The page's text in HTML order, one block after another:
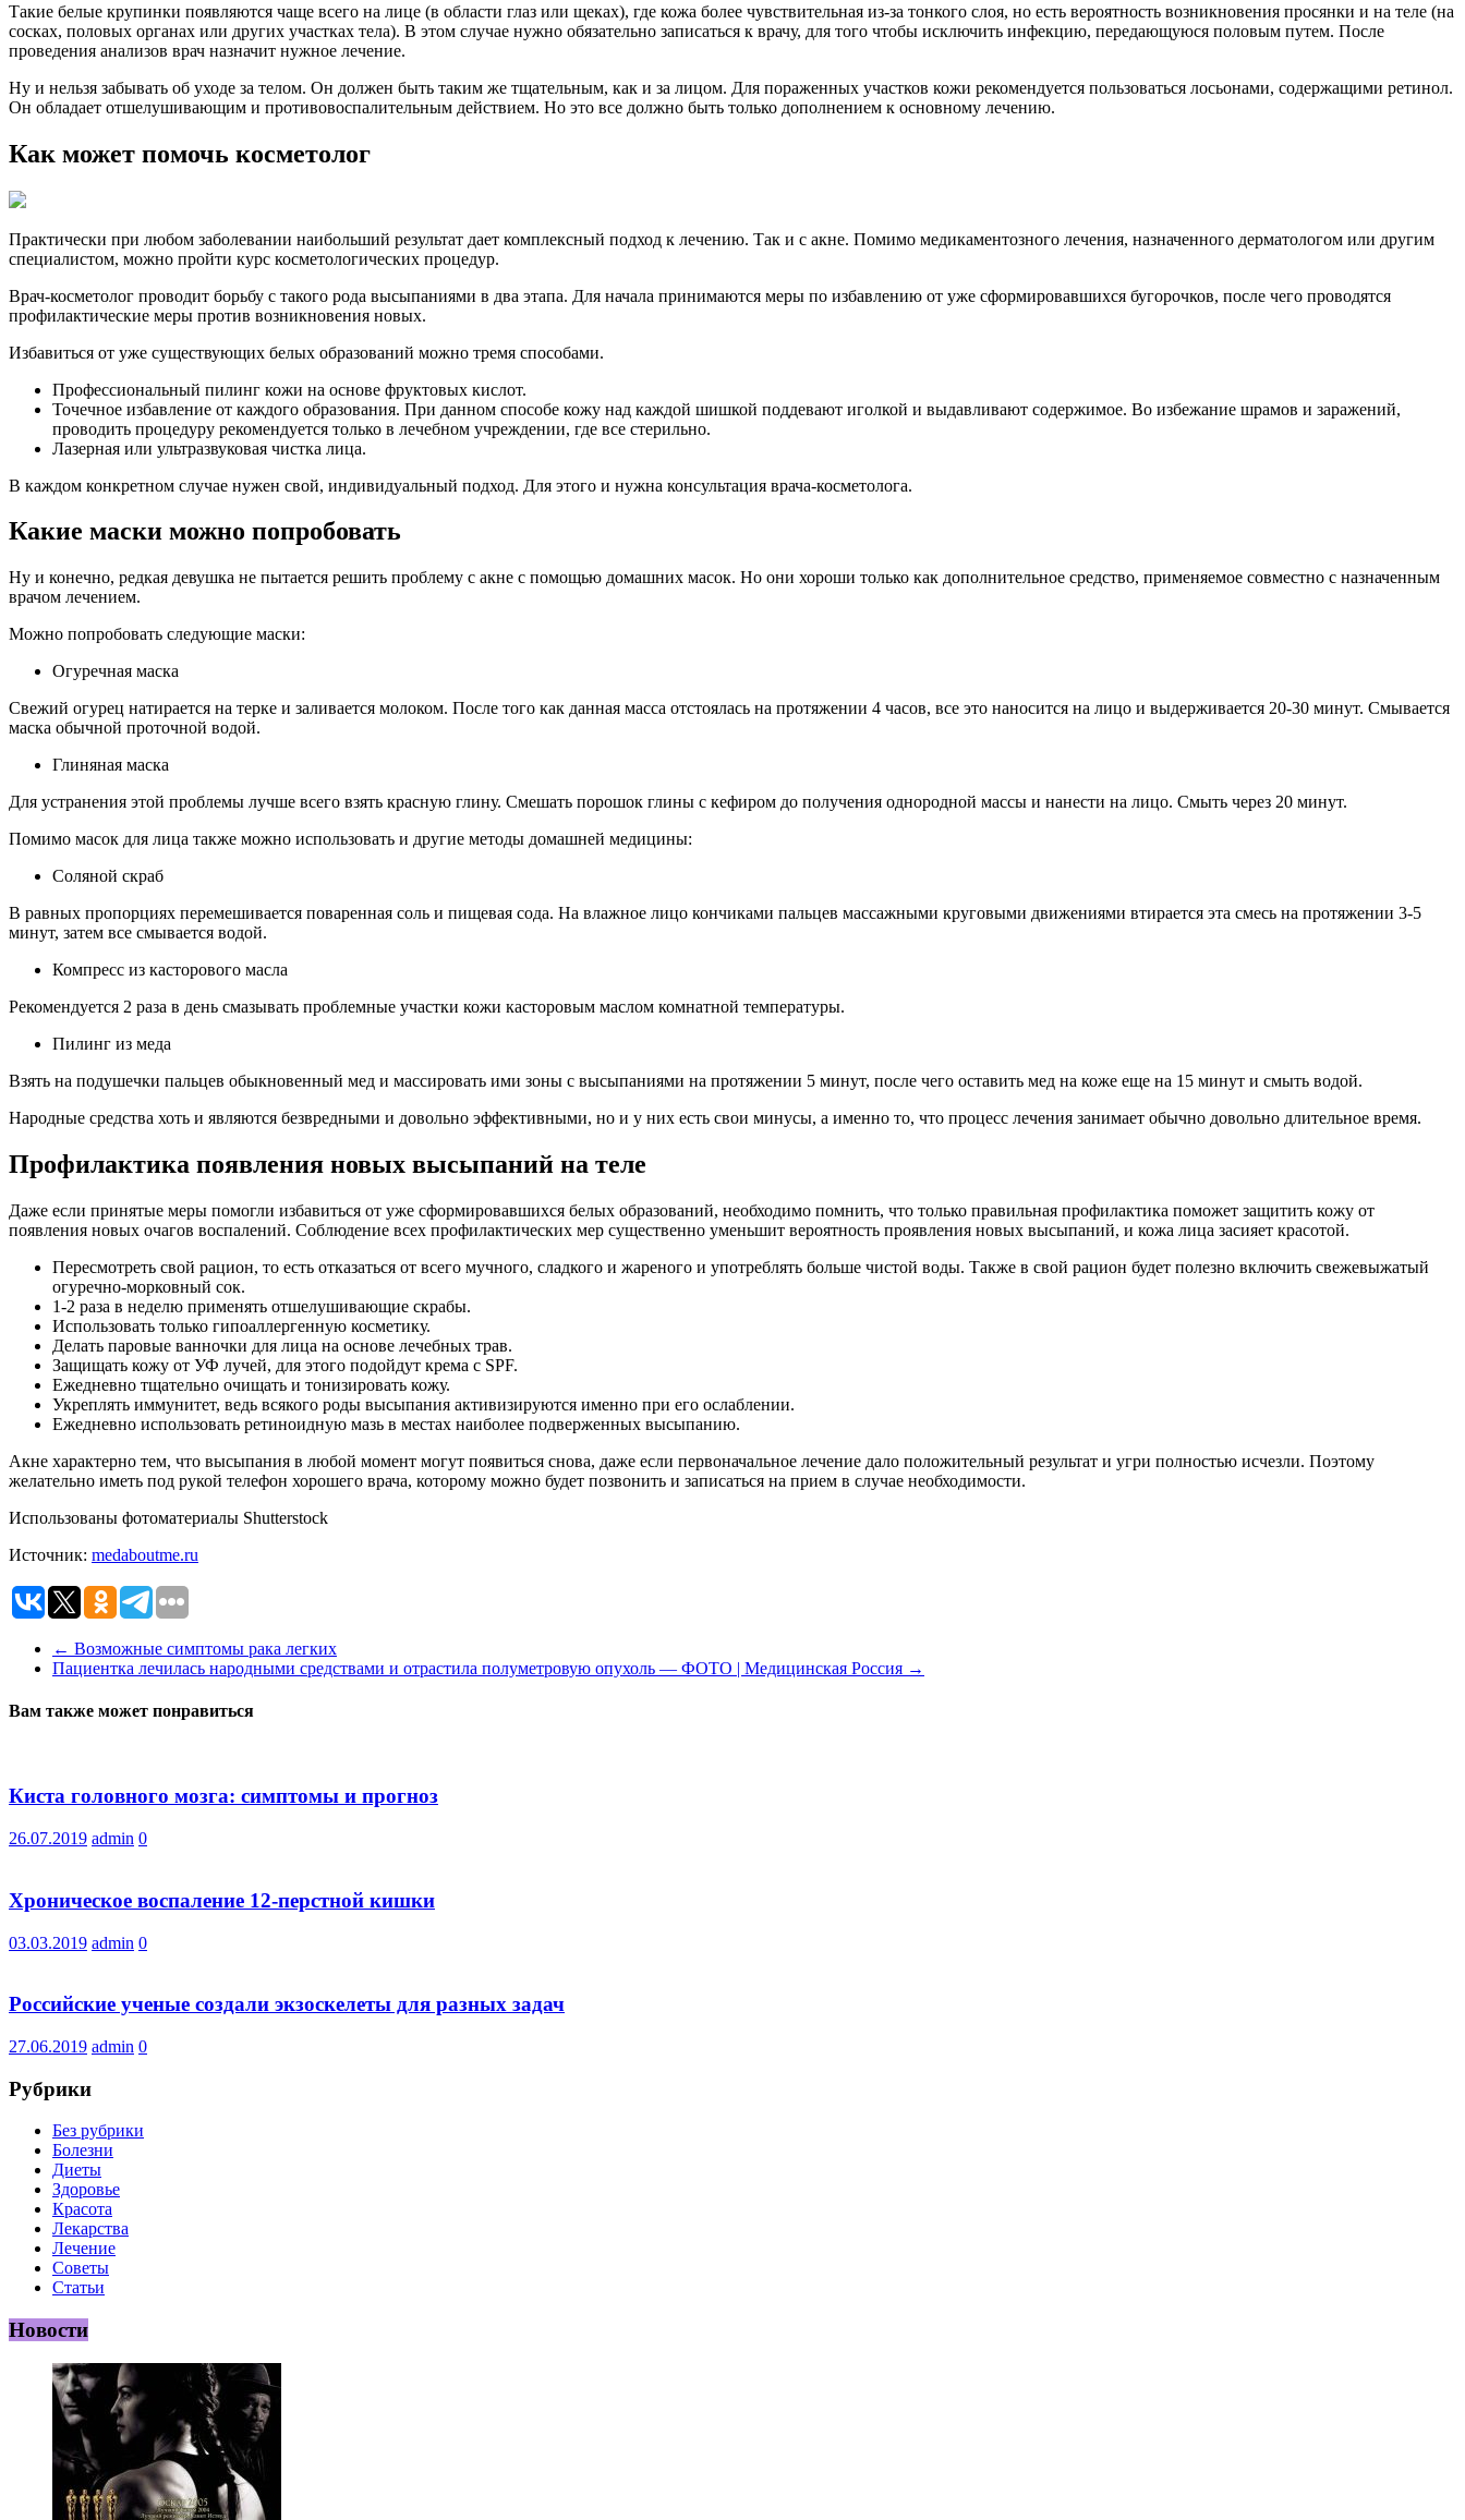
Такие белые крупинки появляются чаще всего на лице (в области глаз или щеках), где кожа более чувствительная из-за тонкого слоя, но есть вероятность возникновения просянки и на теле (на
сосках, половых органах или других участках тела). В этом случае нужно обязательно записаться к врачу​, для того чтобы исключить инфекцию, передающуюся половым путем. После
проведения анализов врач назначит нужное лечение.
Ну и нельзя забывать об уходе за телом. Он должен быть таким же тщательным, как и за лицом. Для пораженных участков кожи рекомендуется пользоваться лосьонами, содержащими ретинол.
Он обладает отшелушивающим и противовоспалительным действием. Но это все должно быть только дополнением к основному лечению.
Как может помочь косметолог
Практически при любом заболевании наибольший результат дает комплексный подход к лечению. Так и с акне. Помимо медикаментозного лечения, назначенного дерматологом или другим
специалистом, можно пройти курс косметологических процедур.
Врач-косметолог проводит борьбу с такого рода высыпаниями в два этапа. Для начала принимаются меры по избавлению от уже сформировавшихся бугорочков, после чего проводятся
профилактические меры против возникновения новых.
Избавиться от уже существующих белых образований можно тремя способами.
Профессиональный пилинг кожи на основе фруктовых кислот.
Точечное избавление от каждого образования. При данном способе кожу над каждой шишкой поддевают иголкой и выдавливают содержимое. Во избежание шрамов и заражений,
проводить процедуру рекомендуется только в лечебном учреждении, где все стерильно.
Лазерная или ультразвуковая чистка лица.
В каждом конкретном случае нужен свой, индивидуальный подход. Для этого и нужна консультация врача-косметолога.
Какие маски можно попробовать
Ну и конечно, редкая девушка не пытается решить проблему с акне с помощью домашних масок. Но они хороши только как дополнительное средство, применяемое совместно с назначенным
врачом лечением.
Можно попробовать следующие маски:
Огуречная маска
Свежий огурец натирается на терке и заливается молоком. После того как данная масса отстоялась на протяжении 4 часов, все это наносится на лицо и выдерживается 20-30 минут. Смывается
маска обычной проточной водой.
Глиняная маска
Для устранения этой проблемы лучше всего взять красную глину. Смешать порошок глины с кефиром до получения однородной массы и нанести на лицо. Смыть через 20 минут.
Помимо масок для лица также можно использовать и другие методы домашней медицины:
Соляной скраб
В равных пропорциях перемешивается поваренная соль и пищевая сода. На влажное лицо кончиками пальцев массажными круговыми движениями втирается эта смесь на протяжении 3-5
минут, затем все смывается водой.
Компресс из касторового масла
Рекомендуется 2 раза в день смазывать проблемные участки кожи касторовым маслом комнатной температуры.
Пилинг из меда
Взять на подушечки пальцев обыкновенный мед и массировать ими зоны с высыпаниями на протяжении 5 минут, после чего оставить мед на коже еще на 15 минут и смыть водой.
Народные средства хоть и являются безвредными и довольно эффективными, но и у них есть свои минусы, а именно то, что процесс лечения занимает обычно довольно длительное время.
Профилактика появления новых высыпаний на теле
Даже если принятые меры помогли избавиться от уже сформировавшихся белых образований, необходимо помнить, что только правильная профилактика поможет защитить кожу от
появления новых очагов воспалений. Соблюдение всех профилактических мер существенно уменьшит вероятность проявления новых высыпаний, и кожа лица засияет красотой.
Пересмотреть свой рацион, то есть отказаться от всего мучного, сладкого и жареного и употреблять больше чистой воды. Также в свой рацион будет полезно включить свежевыжатый
огуречно-морковный сок.
1-2 раза в неделю применять отшелушивающие скрабы.
Использовать только гипоаллергенную косметику.
Делать паровые ванночки для лица на основе лечебных трав.
Защищать кожу от УФ лучей, для этого подойдут крема с SPF.
Ежедневно тщательно очищать и тонизировать кожу.
Укреплять иммунитет, ведь всякого роды высыпания активизируются именно при его ослаблении.
Ежедневно использовать ретиноидную мазь в местах наиболее подверженных высыпанию.
Акне характерно тем, что высыпания в любой момент могут появиться снова, даже если первоначальное лечение дало положительный результат и угри полностью исчезли. Поэтому
желательно иметь под рукой телефон​ хорошего врача, которому можно будет позвонить и записаться на прием в случае необходимости.
Использованы фотоматериалы Shutterstock
Источник: medaboutme.ru
← Возможные симптомы рака легких
Пациентка лечилась народными средствами и отрастила полуметровую опухоль — ФОТО | Медицинская Россия →
Вам также может понравиться
Киста головного мозга: симптомы и прогноз
26.07.2019 admin 0
Хроническое воспаление 12-перстной кишки
03.03.2019 admin 0
Российские ученые создали экзоскелеты для разных задач
27.06.2019 admin 0
Рубрики
Без рубрики
Болезни
Диеты
Здоровье
Красота
Лекарства
Лечение
Советы
Статьи
Новости